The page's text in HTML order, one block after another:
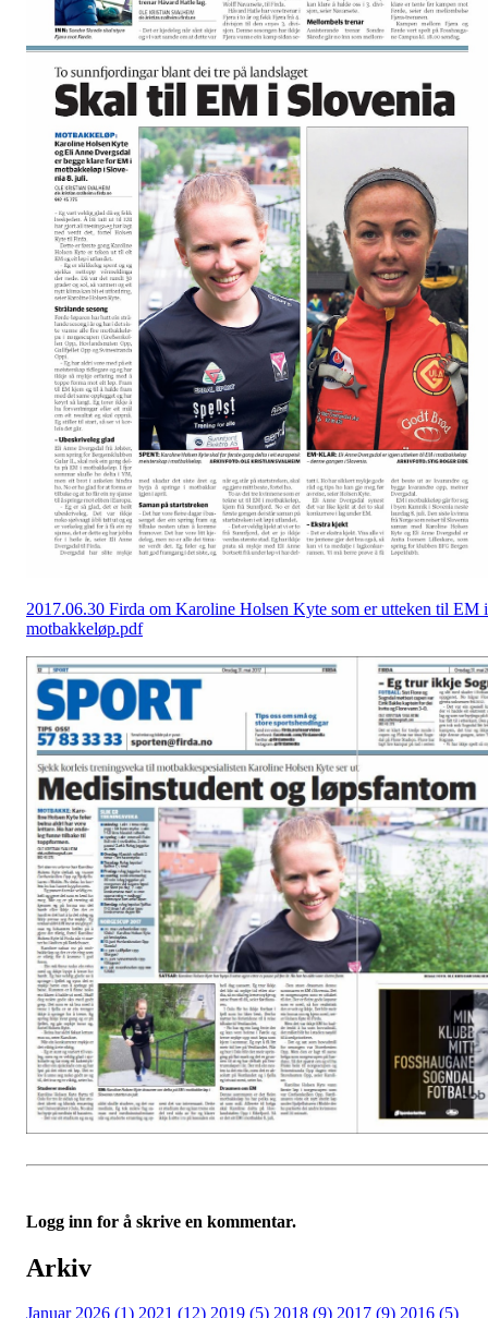
2017.06.30 Firda om Karoline Holsen Kyte som er utteken til EM i
motbakkeløp.pdf
Logg inn for å skrive en kommentar.
Arkiv
Januar 2026 (1) 2021 (12) 2019 (5) 2018 (9) 2017 (9) 2016 (5)